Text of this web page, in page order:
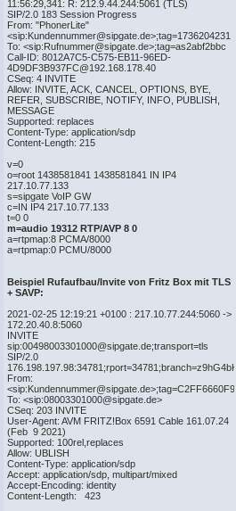
11:56:29,341: R: 212.9.44.244:5061 (TLS)
SIP/2.0 183 Session Progress
From: "PhonerLite"
<sip:Kundennummer@sipgate.de>;tag=1736204231
To: <sip:Rufnummer@sipgate.de>;tag=as2abf2bbc
Call-ID: 8012A7C5-C575-EB11-96ED-
4D9DF3B937FC@192.168.178.40
CSeq: 4 INVITE
Allow: INVITE, ACK, CANCEL, OPTIONS, BYE,
REFER, SUBSCRIBE, NOTIFY, INFO, PUBLISH,
MESSAGE
Supported: replaces
Content-Type: application/sdp
Content-Length: 215
v=0
o=root 1438581841 1438581841 IN IP4
217.10.77.133
s=sipgate VoIP GW
c=IN IP4 217.10.77.133
t=0 0
m=audio 19312 RTP/AVP 8 0
a=rtpmap:8 PCMA/8000
a=rtpmap:0 PCMU/8000
Beispiel Rufaufbau/Invite von Fritz Box mit TLS
+ SAVP:
2021-02-25 12:19:21 +0100 : 217.10.77.244:5060 ->
172.20.40.8:5060
INVITE
sip:00498003301000@sipgate.de;transport=tls
SIP/2.0
From:
To: <sip:08003301000@sipgate.de>
CSeq: 203 INVITE
User-Agent: AVM FRITZ!Box 6591 Cable 161.07.24
(Feb 9 2021)
Supported: 100rel,replaces
Allow: UBLISH
Content-Type: application/sdp
Accept: application/sdp, multipart/mixed
Accept-Encoding: identity
Content-Length: 423